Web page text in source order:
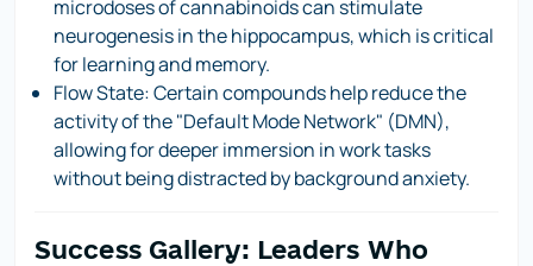
microdoses of cannabinoids can stimulate
neurogenesis in the hippocampus, which is critical
for learning and memory.
Flow State:Certain compounds help reduce the
activity of the "Default Mode Network" (DMN),
allowing for deeper immersion in work tasks
without being distracted by background anxiety.
Success Gallery: Leaders Who